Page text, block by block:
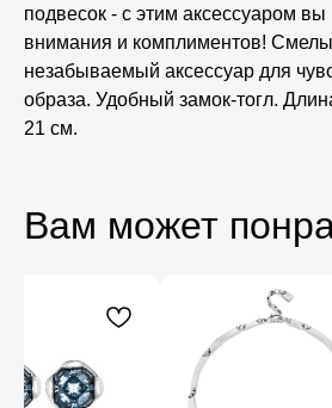
подвесок - с этим аксессуаром вы
внимания и комплиментов!
незабываемый аксессуар для
образа. Удобный замок-тогл.
21 см.
Вам может